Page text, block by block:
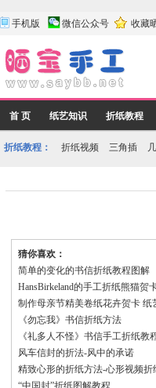
手机版 微信公众号 收藏
首 页 纸艺知识 折纸教程
折纸教程： 折纸视频 三角插
猜你喜欢：
简单的变化的书信折纸教程图解
HansBirkeland的手工折纸熊猫贺
制作母亲节精美卷纸花卉贺卡 纸
《勿忘我》书信折纸方法
《礼多人不怪》书信手工折纸教
风车信封的折法-风中的承诺
精致心形的折纸方法-心形视频折
“中国封”折纸图解教程